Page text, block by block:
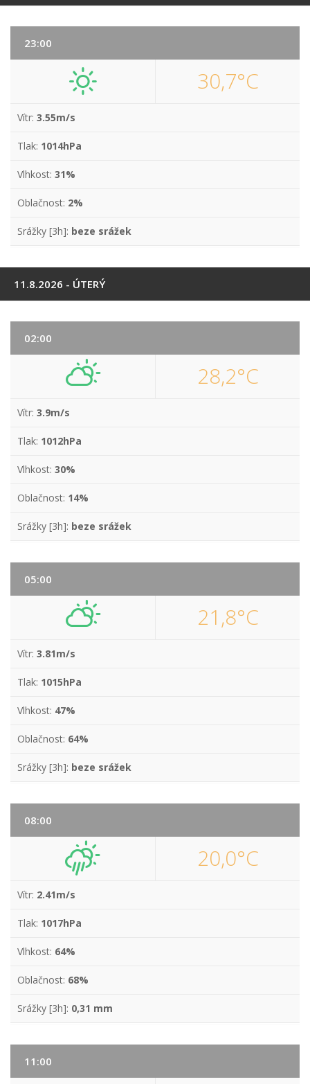
23:00
30,7°C
Vítr: 3.55m/s
Tlak: 1014hPa
Vlhkost: 31%
Oblačnost: 2%
Srážky [3h]: beze srážek
11.8.2026 - ÚTERÝ
02:00
28,2°C
Vítr: 3.9m/s
Tlak: 1012hPa
Vlhkost: 30%
Oblačnost: 14%
Srážky [3h]: beze srážek
05:00
21,8°C
Vítr: 3.81m/s
Tlak: 1015hPa
Vlhkost: 47%
Oblačnost: 64%
Srážky [3h]: beze srážek
08:00
20,0°C
Vítr: 2.41m/s
Tlak: 1017hPa
Vlhkost: 64%
Oblačnost: 68%
Srážky [3h]: 0,31 mm
11:00